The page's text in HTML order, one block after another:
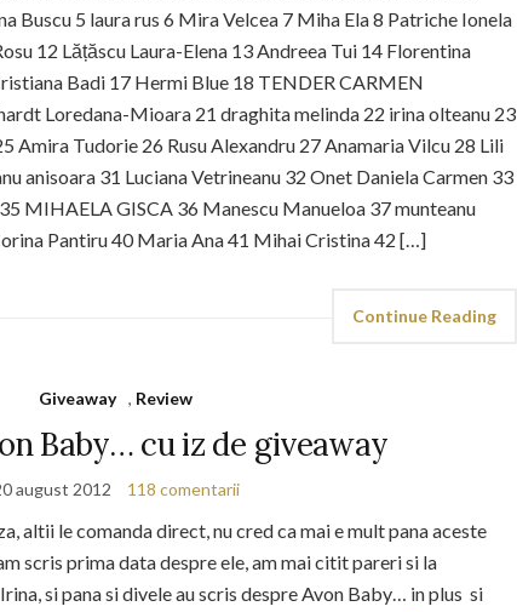
Buscu 5 laura rus 6 Mira Velcea 7 Miha Ela 8 Patriche Ionela
12 Lățăscu Laura-Elena 13 Andreea Tui 14 Florentina
Badi 17 Hermi Blue 18 TENDER CARMEN
Loredana-Mioara 21 draghita melinda 22 irina olteanu 23
Amira Tudorie 26 Rusu Alexandru 27 Anamaria Vilcu 28 Lili
anisoara 31 Luciana Vetrineanu 32 Onet Daniela Carmen 33
MIHAELA GISCA 36 Manescu Manueloa 37 munteanu
Pantiru 40 Maria Ana 41 Mihai Cristina 42 […]
Continue Reading
Giveaway , Review
Baby… cu iz de giveaway
august 2012 118 comentarii
altii le comanda direct, nu cred ca mai e mult pana aceste
scris prima data despre ele, am mai citit pareri si la
si pana si divele au scris despre Avon Baby… in plus si